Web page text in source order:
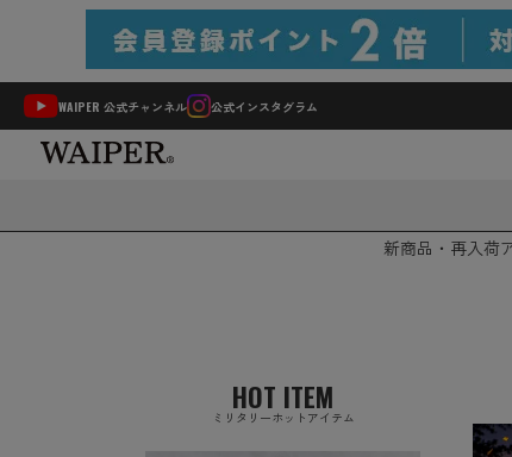
WAIPER 公式チャンネル 公式インスタグラム
新商品・再入荷
HOT ITEM
ミリタリーホットアイテム